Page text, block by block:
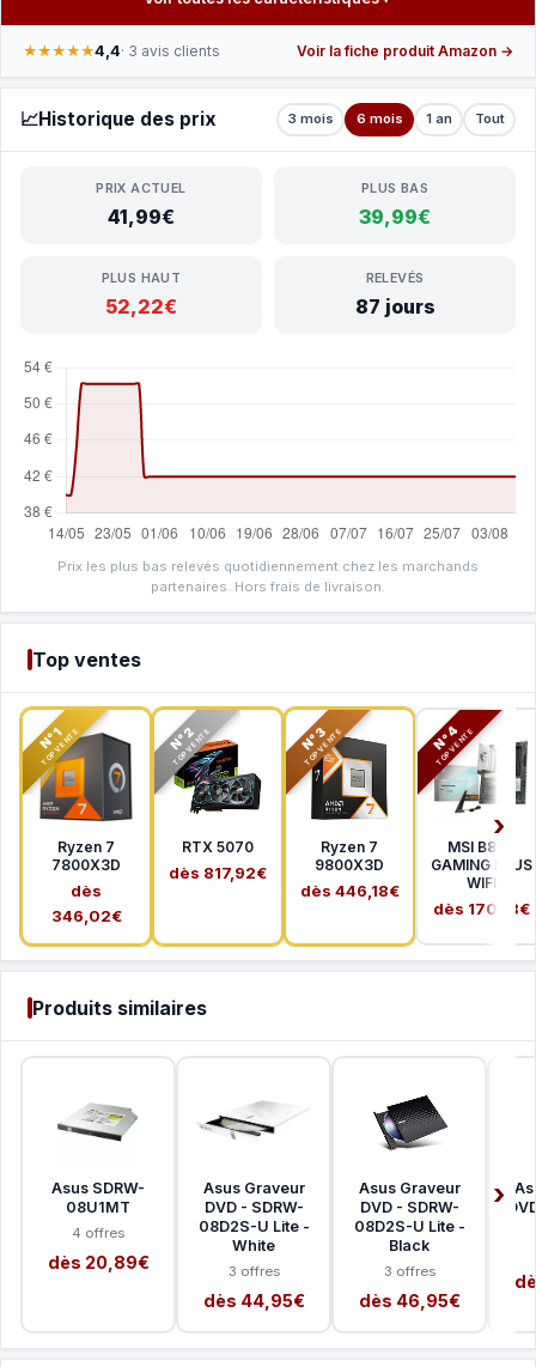
★★★★★4,4· 3 avis clients Voir la fiche produit Amazon →
📈Historique des prix 3 mois 6 mois 1 an Tout
PRIX ACTUEL
41,99€
PLUS BAS
39,99€
PLUS HAUT
52,22€
RELEVÉS
87 jours
Prix les plus bas relevés quotidiennement chez les marchands
partenaires. Hors frais de livraison.
Top ventes
N°1
TOP VENTE
Ryzen 7
7800X3D
dès
346,02€
N°2
TOP VENTE
RTX 5070
dès 817,92€
N°3
TOP VENTE
Ryzen 7
9800X3D
dès 446,18€
N°4
TOP VENTE
MSI B850
GAMING PLUS
WIFI
dès 170,18€
Produits similaires
Asus SDRW-
08U1MT
4 offres
dès 20,89€
Asus Graveur
DVD - SDRW-
08D2S-U Lite -
White
3 offres
dès 44,95€
Asus Graveur
DVD - SDRW-
08D2S-U Lite -
Black
3 offres
dès 46,95€